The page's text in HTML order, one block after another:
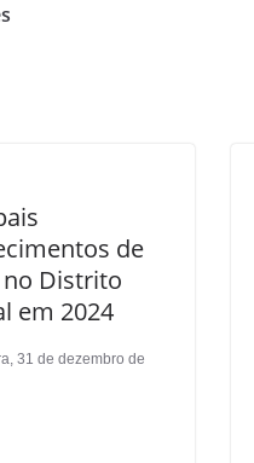
de
Distrito
em 2024
31 de dezembro de